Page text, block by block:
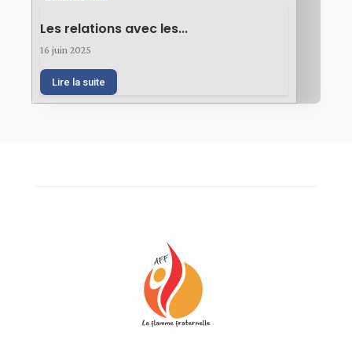
Les relations avec les...
16 juin 2025
Lire la suite